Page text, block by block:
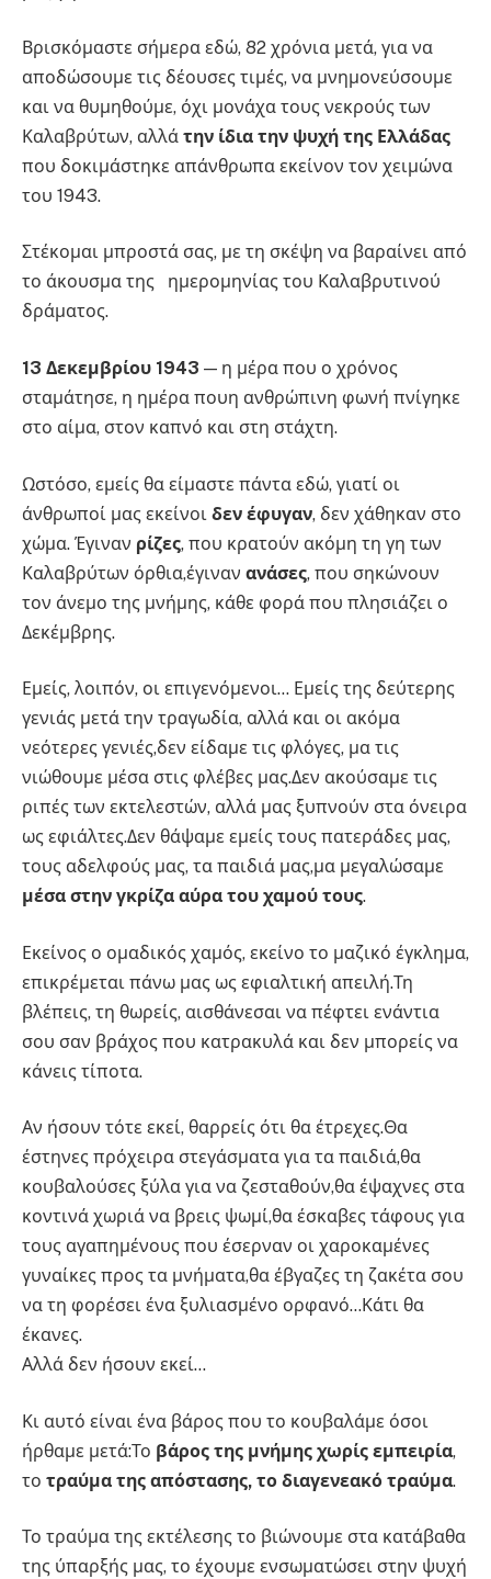
Βρισκόμαστε σήμερα εδώ, 82 χρόνια μετά, για να
αποδώσουμε τις δέουσες τιμές, να μνημονεύσουμε
και να θυμηθούμε, όχι μονάχα τους νεκρούς των
Καλαβρύτων, αλλά την ίδια την ψυχή της Ελλάδας
που δοκιμάστηκε απάνθρωπα εκείνον τον χειμώνα
του 1943.
Στέκομαι μπροστά σας, με τη σκέψη να βαραίνει από
το άκουσμα της ημερομηνίας του Καλαβρυτινού
δράματος.
13 Δεκεμβρίου 1943 — η μέρα που ο χρόνος
σταμάτησε, η ημέρα πουη ανθρώπινη φωνή πνίγηκε
στο αίμα, στον καπνό και στη στάχτη.
Ωστόσο, εμείς θα είμαστε πάντα εδώ, γιατί οι
άνθρωποί μας εκείνοι δεν έφυγαν, δεν χάθηκαν στο
χώμα. Έγιναν ρίζες, που κρατούν ακόμη τη γη των
Καλαβρύτων όρθια,έγιναν ανάσες, που σηκώνουν
τον άνεμο της μνήμης, κάθε φορά που πλησιάζει ο
Δεκέμβρης.
Εμείς, λοιπόν, οι επιγενόμενοι… Εμείς της δεύτερης
γενιάς μετά την τραγωδία, αλλά και οι ακόμα
νεότερες γενιές,δεν είδαμε τις φλόγες, μα τις
νιώθουμε μέσα στις φλέβες μας.Δεν ακούσαμε τις
ριπές των εκτελεστών, αλλά μας ξυπνούν στα όνειρα
ως εφιάλτες.Δεν θάψαμε εμείς τους πατεράδες μας,
τους αδελφούς μας, τα παιδιά μας,μα μεγαλώσαμε
μέσα στην γκρίζα αύρα του χαμού τους.
Εκείνος ο ομαδικός χαμός, εκείνο το μαζικό έγκλημα,
επικρέμεται πάνω μας ως εφιαλτική απειλή.Τη
βλέπεις, τη θωρείς, αισθάνεσαι να πέφτει ενάντια
σου σαν βράχος που κατρακυλά και δεν μπορείς να
κάνεις τίποτα.
Αν ήσουν τότε εκεί, θαρρείς ότι θα έτρεχες.Θα
έστηνες πρόχειρα στεγάσματα για τα παιδιά,θα
κουβαλούσες ξύλα για να ζεσταθούν,θα έψαχνες στα
κοντινά χωριά να βρεις ψωμί,θα έσκαβες τάφους για
τους αγαπημένους που έσερναν οι χαροκαμένες
γυναίκες προς τα μνήματα,θα έβγαζες τη ζακέτα σου
να τη φορέσει ένα ξυλιασμένο ορφανό…Κάτι θα
έκανες.
Αλλά δεν ήσουν εκεί…
Κι αυτό είναι ένα βάρος που το κουβαλάμε όσοι
ήρθαμε μετά:Το βάρος της μνήμης χωρίς εμπειρία,
το τραύμα της απόστασης, το διαγενεακό τραύμα.
Το τραύμα της εκτέλεσης το βιώνουμε στα κατάβαθα
της ύπαρξής μας, το έχουμε ενσωματώσει στην ψυχή